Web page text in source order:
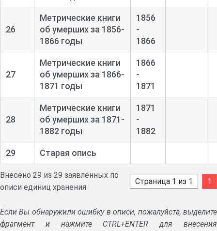
26
Метрические книги
об умерших за 1856-
1866 годы
1856
-
1866
27
Метрические книги
об умерших за 1866-
1871 годы
1866
-
1871
28
Метрические книги
об умерших за 1871-
1882 годы
1871
-
1882
29 Старая опись
Внесено 29 из 29 заявленных по
описи единиц хранения
Страница 1 из 1 1
Если Вы обнаружили ошибку в описи, пожалуйста, выделите
фрагмент и нажмите CTRL+ENTER для внесения